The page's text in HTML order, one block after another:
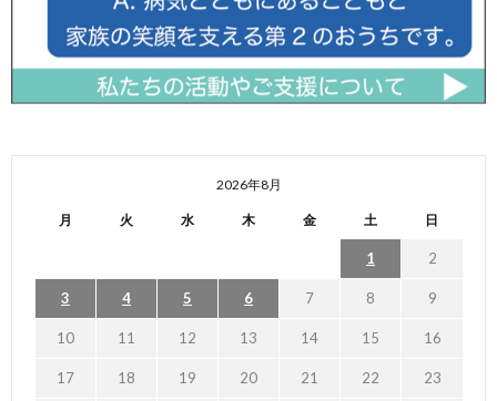
2026年8月
月 火 水 木 金 土 日
1 2
3 4 5 6 7 8 9
10 11 12 13 14 15 16
17 18 19 20 21 22 23